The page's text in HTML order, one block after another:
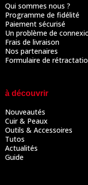
Qui sommes nous ?
Programme de fidélité
Paiement sécurisé
Un problème de
Frais de livraison
Nos partenaires
Formulaire de
à découvrir
Nouveautés
Cuir & Peaux
Outils & Accessoires
Tutos
Actualités
Guide